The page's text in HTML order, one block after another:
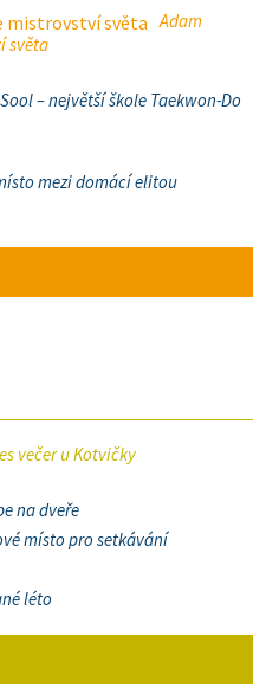
Adam
světa
– největší škole Taekwon-Do
mezi domácí elitou
večer u Kotvičky
na dveře
místo pro setkávání
léto